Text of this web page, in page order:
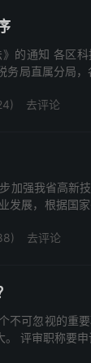
的通知 各区
局直属分局，
去评论
加强我省高新
发展，根据国
去评论
不可忽视的重
评审职称要申